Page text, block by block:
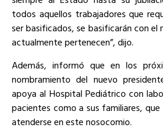
todos aquellos trabajadores que
ser basificados, se basificarán con el
actualmente pertenecen”, dijo.
Además, informó que en los
nombramiento del nuevo
apoya al Hospital Pediátrico con
pacientes como a sus familiares,
atenderse en este nosocomio.